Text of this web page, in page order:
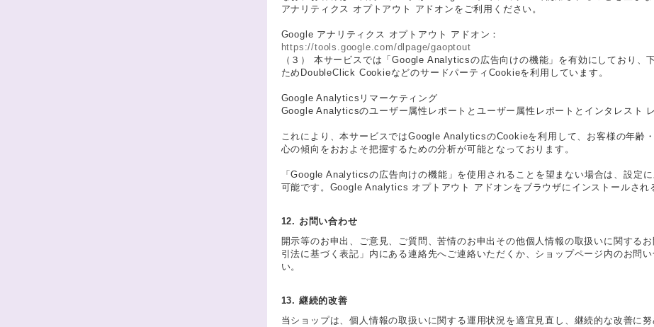
アナリティクス オプトアウト アドオンをご利用ください。
Google アナリティクス オプトアウト アドオン：
https://tools.google.com/dlpage/gaoptout
（３） 本サービスでは「Google Analyticsの広告向けの機能」を有効にしており、
ためDoubleClick CookieなどのサードパーティCookieを利用しています。
Google Analyticsリマーケティング
Google Analyticsのユーザー属性レポートとユーザー属性レポートとインタレスト
これにより、本サービスではGoogle AnalyticsのCookieを利用して、お客様の年齢
心の傾向をおおよそ把握するための分析が可能となっております。
「Google Analyticsの広告向けの機能」を使用されることを望まない場合は、設定
可能です。Google Analytics オプトアウト アドオンをブラウザにインストールされ
12. お問い合わせ
開示等のお申出、ご意見、ご質問、苦情のお申出その他個人情報の取扱いに関する
引法に基づく表記」内にある連絡先へご連絡いただくか、ショップページ内のお問
い。
13. 継続的改善
当ショップは、個人情報の取扱いに関する運用状況を適宜見直し、継続的な改善に